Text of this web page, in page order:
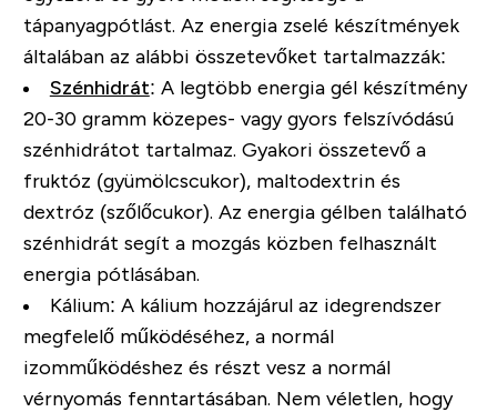
tápanyagpótlást. Az energia zselé készítmények
általában az alábbi összetevőket tartalmazzák:
Szénhidrát: A legtöbb energia gél készítmény
20-30 gramm közepes- vagy gyors felszívódású
szénhidrátot tartalmaz. Gyakori összetevő a
fruktóz (gyümölcscukor), maltodextrin és
dextróz (szőlőcukor). Az energia gélben található
szénhidrát segít a mozgás közben felhasznált
energia pótlásában.
Kálium: A kálium hozzájárul az idegrendszer
megfelelő működéséhez, a normál
izomműködéshez és részt vesz a normál
vérnyomás fenntartásában. Nem véletlen, hogy